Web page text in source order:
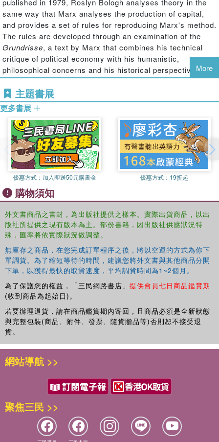
published in 1979, Roslyn Bologh analyses theory in the
same way that Marx analyses the production of capital,
and provides a set of rules for reproducing Marx's method.
The rules are developed through an examination of the
Grundrisse, a text by Marx that combines his technical
critique of political economy with his humanistic,
philosophical concerns and his historical perspective. Dr
Bologh concludes that Marx's method, as dialectical
phenomenology, offers a way of analysing language,
knowledge and the social relations and practices of
everyday life, as well as the more obvious phenomena of
capitalism.
More
主題書展
更多書展
優惠方式： 加入即送50元購書金 優惠方式： 19折起
購物須知
外文書商品之書封，為出版社提供之樣本。實際出貨商品，以出
版社所提供之現有版本為主。部份書籍，因出版社供應狀況特
殊，匯率將依實際狀況做調整。
無庫存之商品，在您完成訂單程序之後，將以空運的方式為你下
單調貨。為了縮短等待的時間，建議您將外文書與其他商品分開
下單，以獲得最快的取貨速度，平均調貨時間為1~2個月。
為了保護您的權益，「三民網路書店」 提供會員七日商品鑑賞期
(收到商品為起始日)。
若要辦理退貨，請在商品鑑賞期內寄回，且商品必須是全新狀態
與完整包裝(商品、附件、發票、隨貨贈品等)否則恕不接受退
貨。
網站導航 >>
聚焦三民 >>